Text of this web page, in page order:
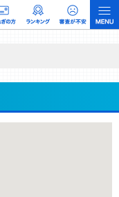
ユーザーへの口コミ収集な
す。